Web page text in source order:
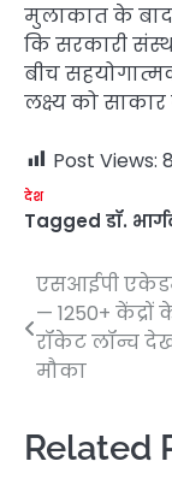
मुलाकात के बाद,
कि सरकारी
बीच
लक्ष्य को
Post Views:
देश
Tagged डॉ.
Post
navigation
एसआईपी
— 1250+
रॉकेट लॉन्च
मौका
Related